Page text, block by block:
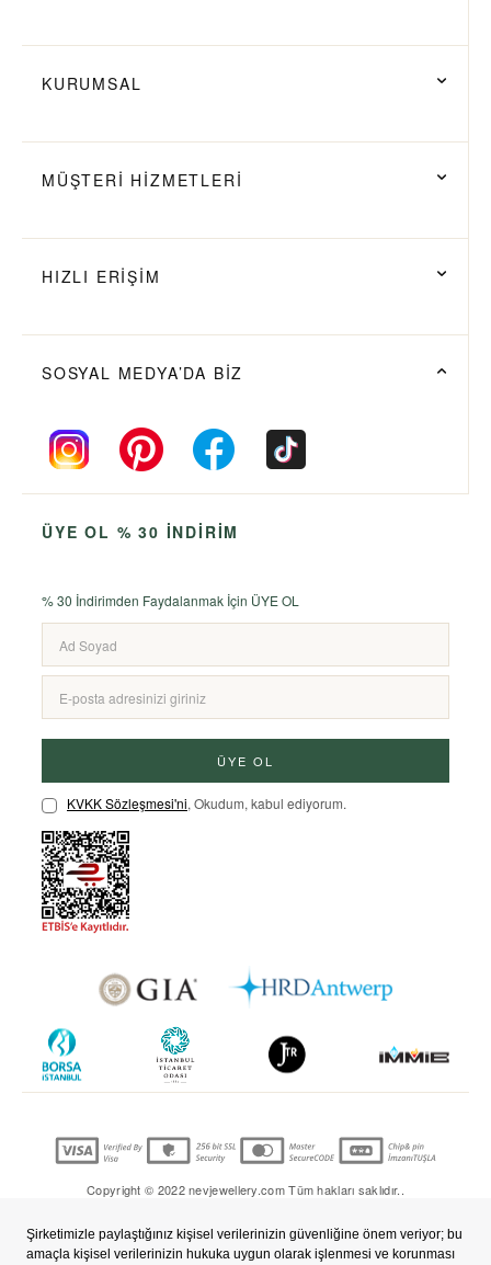
KURUMSAL
MÜŞTERİ HİZMETLERİ
HIZLI ERİŞİM
SOSYAL MEDYA’DA BİZ
ÜYE OL % 30 İNDİRİM
% 30 İndirimden Faydalanmak İçin ÜYE OL
ÜYE OL
KVKK Sözleşmesi'ni, Okudum, kabul ediyorum.
Copyright © 2022 nevjewellery.com Tüm hakları saklıdır..
T-SoftE-TicaretSistemleriyle Hazırlanmıştır.